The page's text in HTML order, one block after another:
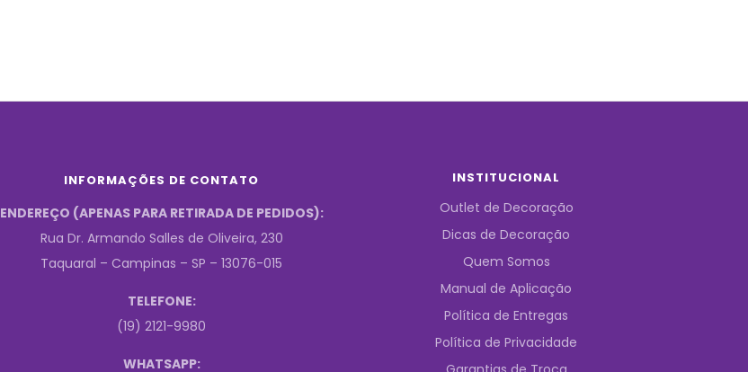
INFORMAÇÕES DE CONTATO
ENDEREÇO (APENAS PARA RETIRADA DE PEDIDOS):
Rua Dr. Armando Salles de Oliveira, 230
Taquaral – Campinas – SP – 13076-015
TELEFONE:
(19) 2121-9980
WHATSAPP:
INSTITUCIONAL
Outlet de Decoração
Dicas de Decoração
Quem Somos
Manual de Aplicação
Política de Entregas
Política de Privacidade